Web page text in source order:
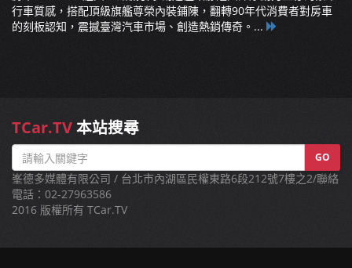
行車質感，搭配頂級旗艦尊榮內裝鋪陳，翻轉90年代消費者對房車
的刻板認知，震撼臺灣汽車市場、創造熱銷傳奇。...
TCar.TV本站搜尋
GO
峯德多媒體有限公司 / 台北市內湖區民權東路6段212號7樓之2/聯絡
電話：02-27963586
2016 版權所有 TCar.TV